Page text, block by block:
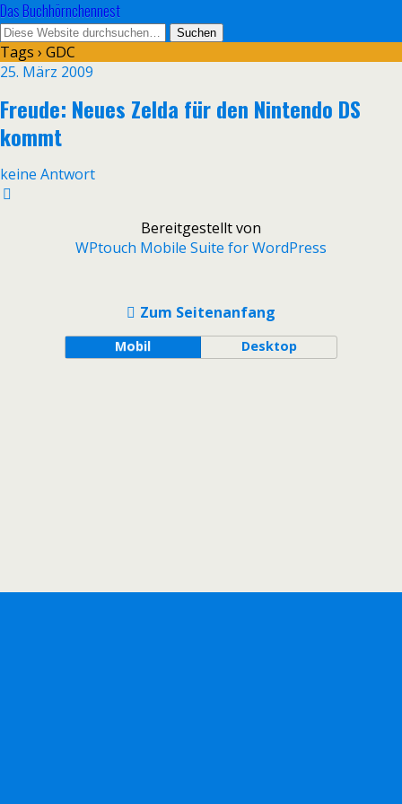
Das Buchhörnchennest
Tags › GDC
25. März 2009
Freude: Neues Zelda für den Nintendo DS
kommt
keine Antwort
Bereitgestellt von
WPtouch Mobile Suite for WordPress
Zum Seitenanfang
Mobil Desktop